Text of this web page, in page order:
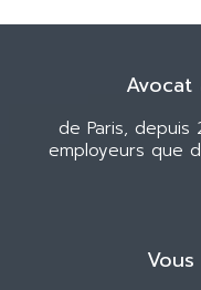
de Paris, depuis
employeurs que